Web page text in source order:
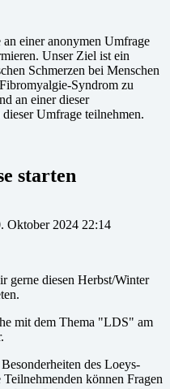
einer anonymen Umfrage
Unser Ziel ist ein
Schmerzen bei Menschen
Syndrom zu
an einer dieser
Umfrage teilnehmen.
starten
Oktober 2024 22:14
gerne diesen Herbst/Winter
mit dem Thema "LDS" am
des Loeys-
können Fragen